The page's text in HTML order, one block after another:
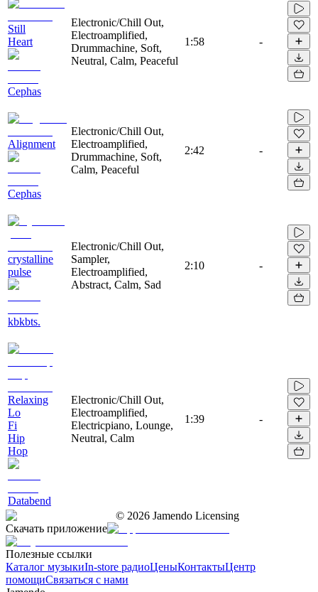
Still
Heart
Cephas
Electronic/Chill Out,
Electroamplified,
Drummachine, Soft,
Neutral, Calm, Peaceful
1:58 -
Alignment
Cephas
Electronic/Chill Out,
Electroamplified,
Drummachine, Soft,
Calm, Peaceful
2:42 -
crystalline
pulse
kbkbts.
Electronic/Chill Out,
Sampler,
Electroamplified,
Abstract, Calm, Sad
2:10 -
Relaxing
Lo
Fi
Hip
Hop
Databend
Electronic/Chill Out,
Electroamplified,
Electricpiano, Lounge,
Neutral, Calm
1:39 -
© 2026 Jamendo Licensing
Скачать приложение
Полезные ссылки
Каталог музыкиIn-store радиоЦеныКонтактыЦентр
помощиСвязаться с нами